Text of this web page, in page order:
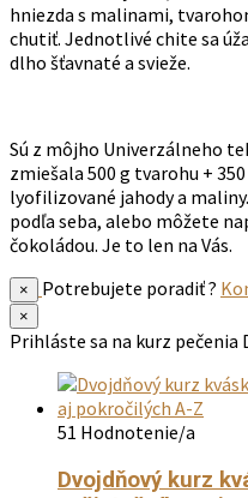
hniezda s malinami,
chutiť. Jednotlivé chite sa
dlho šťavnaté a svieže.
Sú z môjho Univerzálneho
zmiešala 500 g tvarohu +
lyofilizované jahody a
podľa seba, alebo môžete
čokoládou. Je to len na Vás.
× Potrebujete poradiť ?
×
Prihláste sa na kurz pečenia
51 Hodnotenie/a
Dvojdňový kurz